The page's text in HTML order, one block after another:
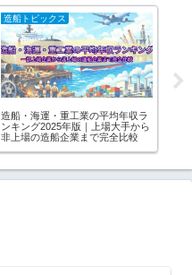
造船トピックス
造船・海運・重工業の平均年収ラ
ンキング2025年版｜上場大手から
非上場の造船企業まで完全比較